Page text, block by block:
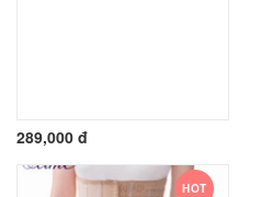
289,000 đ
HOT